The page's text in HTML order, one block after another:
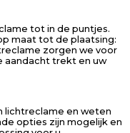
tot in de puntjes.
maat tot de plaatsing:
zorgen we voor
aandacht trekt en uw
lichtreclame en weten
opties zijn mogelijk en